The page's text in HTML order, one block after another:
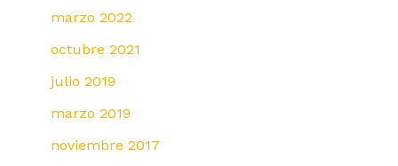
marzo 2022
octubre 2021
julio 2019
marzo 2019
noviembre 2017